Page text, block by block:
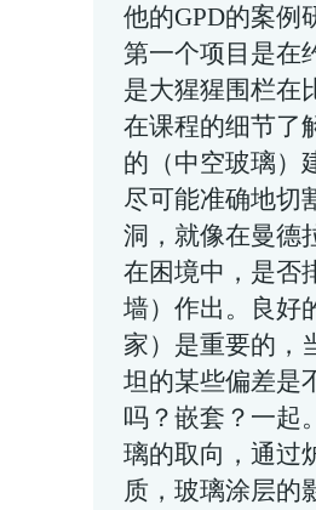
他的GPD的案例
第一个项目是在
是大猩猩围栏在
在课程的细节了
的（中空玻璃）
尽可能准确地切
洞，就像在曼德
在困境中，是否
墙）作出。良好
家）是重要的，
坦的某些偏差是
吗？嵌套？一起
璃的取向，通过
质，玻璃涂层的